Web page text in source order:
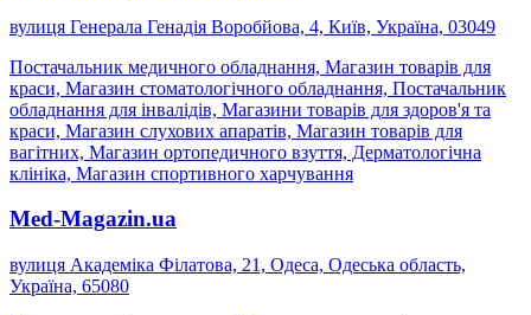
вулиця Генерала Генадія Воробйова, 4, Київ, Україна, 03049
Постачальник медичного обладнання, Магазин товарів для
краси, Магазин стоматологічного обладнання, Постачальник
обладнання для інвалідів, Магазини товарів для здоров'я та
краси, Магазин слухових апаратів, Магазин товарів для
вагітних, Магазин ортопедичного взуття, Дерматологічна
клініка, Магазин спортивного харчування
Med-Magazin.ua
вулиця Академіка Філатова, 21, Одеса, Одеська область,
Україна, 65080